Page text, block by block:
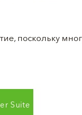
поскольку
Suite